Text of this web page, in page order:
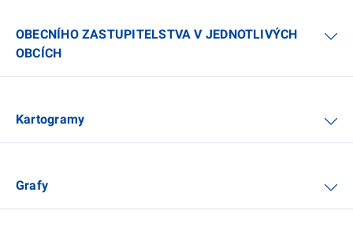
OBECNÍHO ZASTUPITELSTVA V JEDNOTLIVÝCH
OBCÍCH
Kartogramy
Grafy